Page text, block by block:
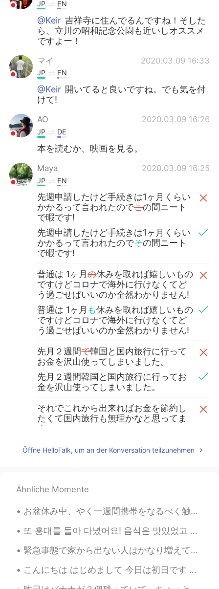
JP EN
@Keir 吉祥寺に住んでるんですね！そした
ら、立川の昭和記念公園も近いしオススメ
ですよー！
マイ 2020.03.09 16:33
JP EN
@Keir 開いてると良いですね。でも気を付
けて!
AO 2020.03.09 16:26
JP DE
本を読むか、映画を見る。
Maya 2020.03.09 16:25
JP EN
先週申請したけど手続きは1ヶ月くらい
かかるって言われたのでこの間ニート
で暇です!
先週申請したけど手続きは1ヶ月くらい
かかるって言われたのでその間ニート
で暇です!
普通は 1ヶ月の休みを取れば嬉しいもの
ですけどコロナで海外に行けなくてど
う過ごせばいいのか全然わかりません!
普通は 1ヶ月 も休みを取れば嬉しいもの
ですけどコロナで海外に行けなくてど
う過ごせばいいのか全然わかりません!
先月２週間で韓国と国内旅行に行って
お金を沢山使ってしまいました。
先月２週間韓国と国内旅行に行ってお
金を沢山使ってしまいました。
それでこれから出来ればお金を節約し
たくて国内旅行も無理かなと思ってま
す。
したくて 、でも国内旅行も無理かなと
mayu
私も同じ状況なのでこのコメント欄を一緒
に参考にさせて頂きます😅
Keir 2020.03.09 16:22
@Yusaku😂
Öffne HelloTalk, um an der Konversation teilzunehmen
Ähnliche Momente
お盆休み中、やく一週間携帯をなるべく触らないことを決めていました😆 仕事は仕方ないけど、最近レジャータイムでもよく画面を眺めるようになっているような気がします😬 目がチクチクする… 時々休憩も必...
또 홍대를 돌아 다녔어요! 음식은 맛있었고 친구는 매우 친절했어요! 다음에 누군가와 여러 곳을 방문하고 싶어요~~ i’m so happy hanging out with peo...
緊急事態で家から出ない人はかなり増えてるので、結構つまらなくなるのは必然だ。この時間を新しい能力を成長させた方がいい。俺はもう2ヶ月以上に家でずっと居るので、そういうことをしてる。教えることもい...
こんにちは はじめまして 今日は初日です 友達が欲しいです よろしくお願いします Hey there Today is my first day here I'm looking for fr...